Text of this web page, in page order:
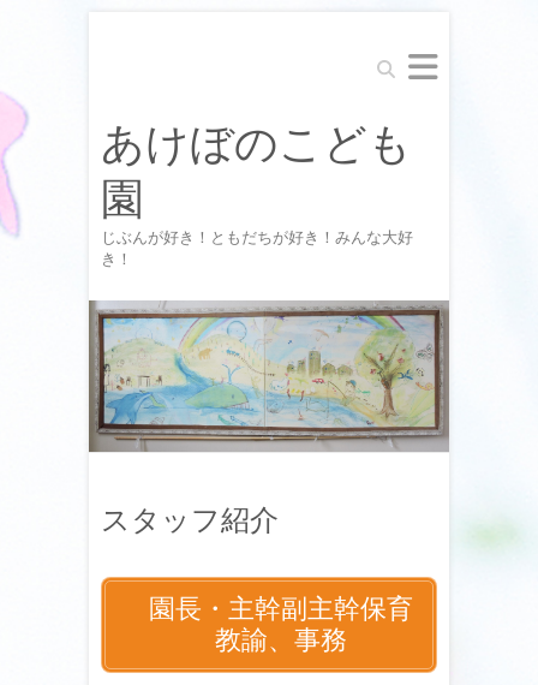
Search
あけぼのこども
園
じぶんが好き！ともだちが好き！みんな大好
き！
スタッフ紹介
園長・主幹副主幹保育
教諭、事務